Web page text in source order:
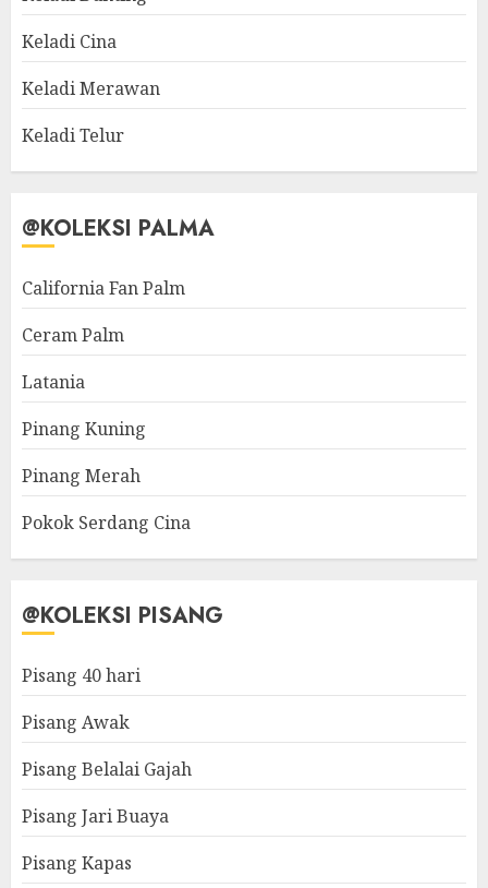
Keladi Cina
Keladi Merawan
Keladi Telur
@KOLEKSI PALMA
California Fan Palm
Ceram Palm
Latania
Pinang Kuning
Pinang Merah
Pokok Serdang Cina
@KOLEKSI PISANG
Pisang 40 hari
Pisang Awak
Pisang Belalai Gajah
Pisang Jari Buaya
Pisang Kapas